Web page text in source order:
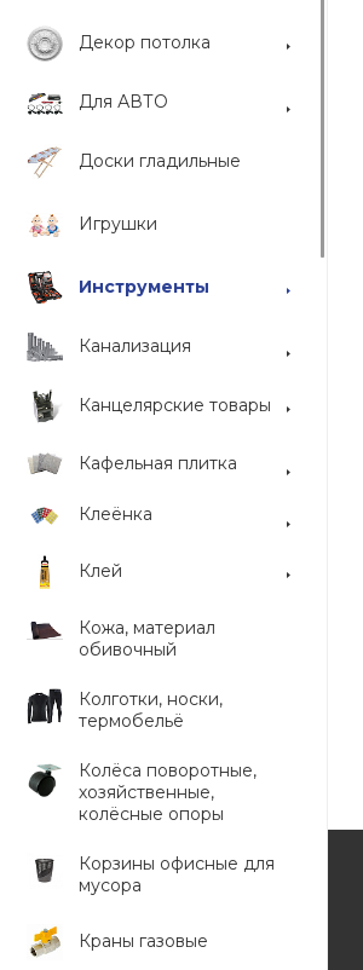
Декор потолка
Для АВТО
Доски гладильные
Игрушки
Инструменты
Канализация
Канцелярские товары
Кафельная плитка
Клеёнка
Клей
Кожа, материал
обивочный
Колготки, носки,
термобельё
Колёса поворотные,
хозяйственные,
колёсные опоры
Корзины офисные для
мусора
Краны газовые